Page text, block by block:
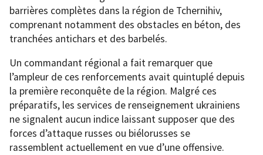
barrières complètes dans la région de Tchernihiv,
comprenant notamment des obstacles en béton, des
tranchées antichars et des barbelés.
Un commandant régional a fait remarquer que
l’ampleur de ces renforcements avait quintuplé depuis
la première reconquête de la région. Malgré ces
préparatifs, les services de renseignement ukrainiens
ne signalent aucun indice laissant supposer que des
forces d’attaque russes ou biélorusses se
rassemblent actuellement en vue d’une offensive.